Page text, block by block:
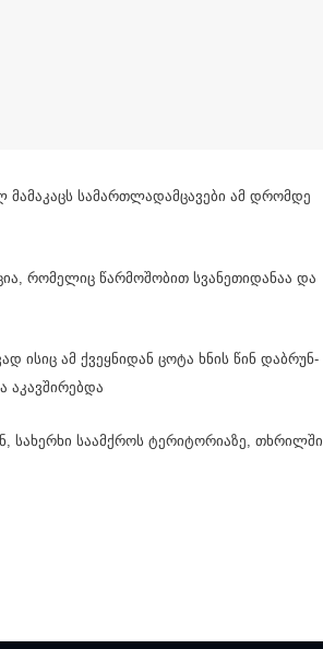
სა­მარ­თლა­დამ­ცა­ვე­ბი ამ დრომ­დე
რო­მე­ლიც წარ­მო­შო­ბით სვა­ნე­თი­დანაა და
ისიც ამ ქვეყ­ნი­დან ცოტა ხნის წინ დაბ­რუნ­
აკავ­ში­რებ­და
სა­ხერ­ხი სა­ამ­ქროს ტე­რი­ტო­რი­ა­ზე, თხრილ­ში